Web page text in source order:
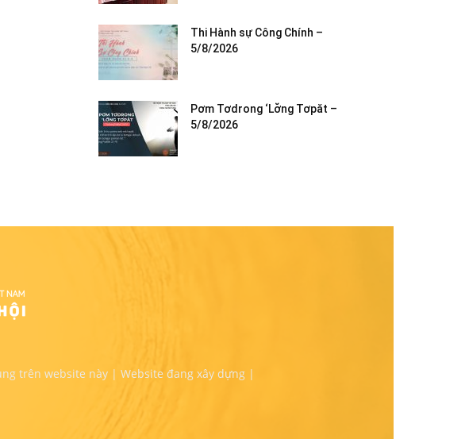
Thi Hành sự Công Chính –
5/8/2026
Pơm Tơdrong ‘Lơ̆ng Tơpăt –
5/8/2026
trên website này | Website đang xây dựng |